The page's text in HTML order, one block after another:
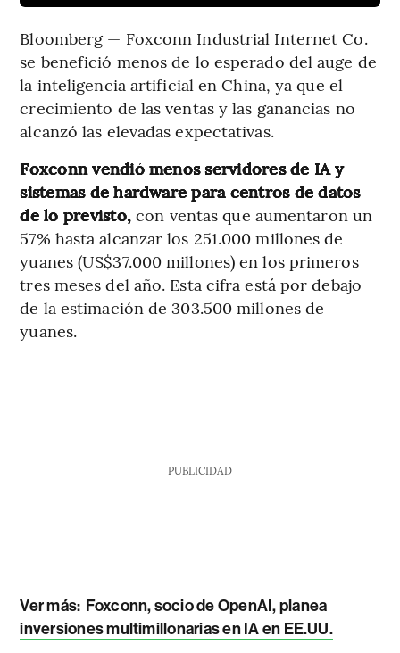
Bloomberg — Foxconn Industrial Internet Co.
se benefició menos de lo esperado del auge de
la inteligencia artificial en China, ya que el
crecimiento de las ventas y las ganancias no
alcanzó las elevadas expectativas.
Foxconn vendió menos servidores de IA y
sistemas de hardware para centros de datos
de lo previsto,con ventas que aumentaron un
57% hasta alcanzar los 251.000 millones de
yuanes (US$37.000 millones) en los primeros
tres meses del año. Esta cifra está por debajo
de la estimación de 303.500 millones de
yuanes.
PUBLICIDAD
Ver más: Foxconn, socio de OpenAI, planea
inversiones multimillonarias en IA en EE.UU.